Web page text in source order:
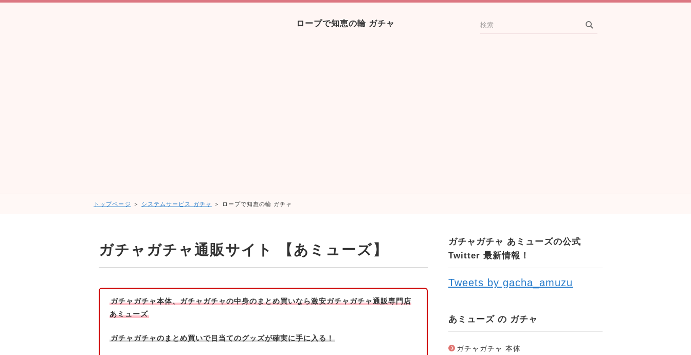
ロープで知恵の輪 ガチャ
トップページ ＞ システムサービス ガチャ ＞ ロープで知恵の輪 ガチャ
ガチャガチャ通販サイト 【あミューズ】
ガチャガチャ本体、ガチャガチャの中身のまとめ買いなら激安ガチャガチャ通販専門店
あミューズ
ガチャガチャのまとめ買いで目当てのグッズが確実に手に入る！
ガチャガチャ あミューズの公式
Twitter 最新情報！
Tweets by gacha_amuzu
あミューズ の ガチャ
ガチャガチャ 本体